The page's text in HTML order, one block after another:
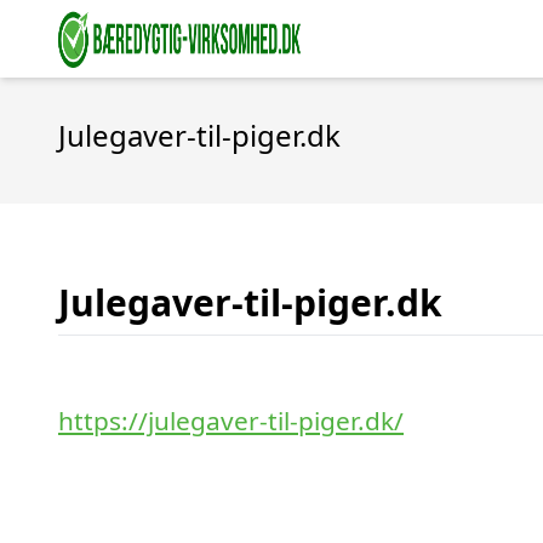
Julegaver-til-piger.dk
Julegaver-til-piger.dk
https://julegaver-til-piger.dk/